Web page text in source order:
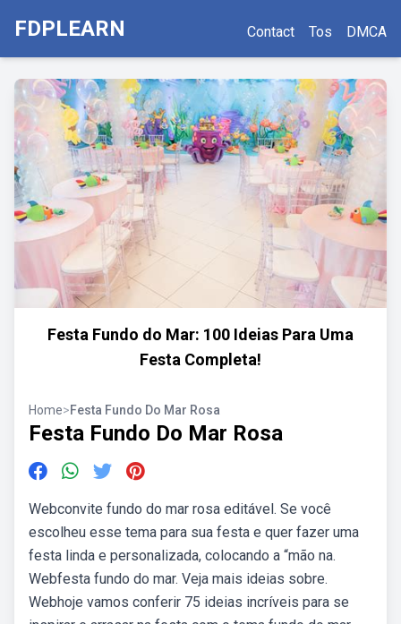
FDPLEARN Contact Tos DMCA
Festa Fundo do Mar: 100 Ideias Para Uma
Festa Completa!
Home>Festa Fundo Do Mar Rosa
Festa Fundo Do Mar Rosa
Webconvite fundo do mar rosa editável. Se você
escolheu esse tema para sua festa e quer fazer uma
festa linda e personalizada, colocando a “mão na.
Webfesta fundo do mar. Veja mais ideias sobre.
Webhoje vamos conferir 75 ideias incríveis para se